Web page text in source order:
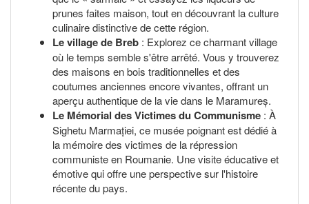
prunes faites maison, tout en découvrant la culture
culinaire distinctive de cette région.
Le village de Breb : Explorez ce charmant village
où le temps semble s'être arrêté. Vous y trouverez
des maisons en bois traditionnelles et des
coutumes anciennes encore vivantes, offrant un
aperçu authentique de la vie dans le Maramureș.
Le Mémorial des Victimes du Communisme : À
Sighetu Marmației, ce musée poignant est dédié à
la mémoire des victimes de la répression
communiste en Roumanie. Une visite éducative et
émotive qui offre une perspective sur l'histoire
récente du pays.